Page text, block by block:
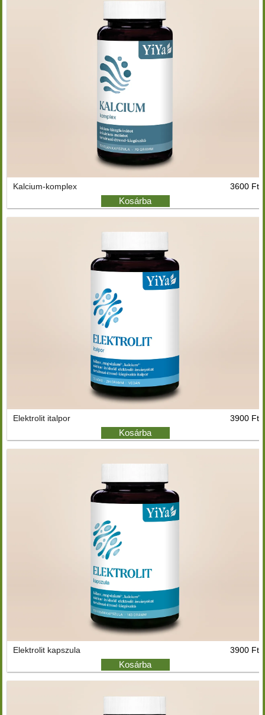
Kalcium-komplex 3600 Ft
Kosárba
Elektrolit italpor 3900 Ft
Kosárba
Elektrolit kapszula 3900 Ft
Kosárba